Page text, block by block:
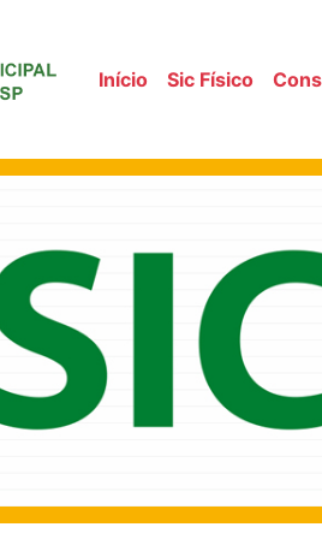
Início Sic Físico